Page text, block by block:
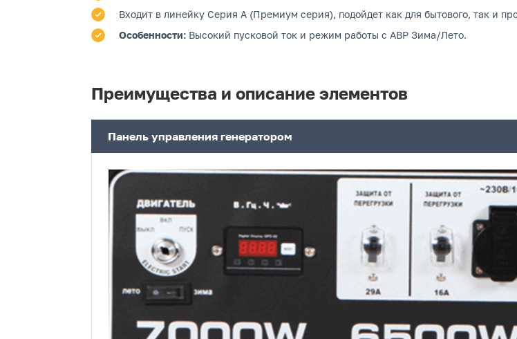
Входит в линейку Серия A (Премиум серия), подойдет как для бытового, так и
Особенности: Высокий пусковой ток и режим работы с АВР Зима/Лето.
Преимущества и описание элементов
Панель управления генератором